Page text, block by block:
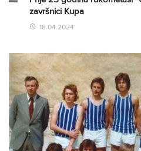
završnici Kupa
18.04.2024